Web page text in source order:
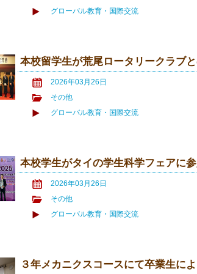
グローバル教育・国際交流
本校留学生が荒尾ロータリークラブ
2026年03月26日
その他
グローバル教育・国際交流
本校学生がタイの学生科学フェアに
2026年03月26日
その他
グローバル教育・国際交流
３年メカニクスコースにて卒業生に